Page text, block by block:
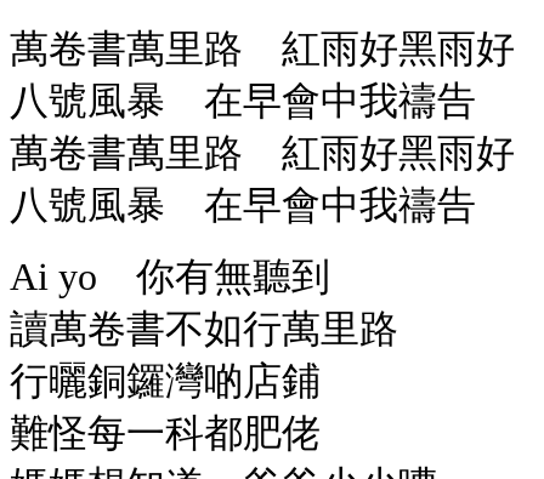
萬卷書萬里路 紅雨好黑雨好
八號風暴 在早會中我禱告
萬卷書萬里路 紅雨好黑雨好
八號風暴 在早會中我禱告
Ai yo 你有無聽到
讀萬卷書不如行萬里路
行曬銅鑼灣啲店鋪
難怪每一科都肥佬